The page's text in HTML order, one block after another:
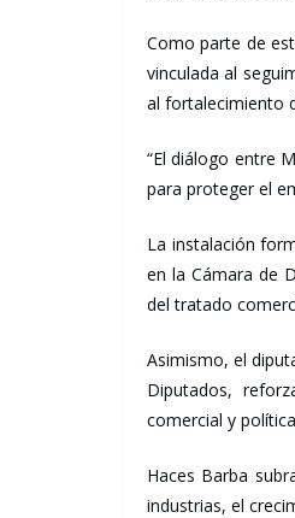
Como parte de
vinculada al
al fortalecimiento
“El diálogo entre
para proteger el
La instalación
en la Cámara de
del tratado
Asimismo, el
Diputados,
comercial y
Haces Barba
industrias, el